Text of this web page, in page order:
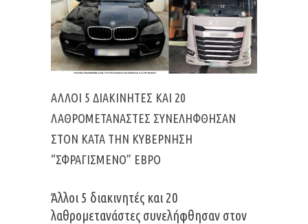
ΆΛΛΟΙ 5 ΔΙΑΚΙΝΗΤΈΣ ΚΑΙ 20
ΛΑΘΡΟΜΕΤΑΝΆΣΤΕΣ ΣΥΝΕΛΉΦΘΗΣΑΝ
ΣΤΟΝ ΚΑΤΆ ΤΗΝ ΚΥΒΈΡΝΗΣΗ
“ΣΦΡΑΓΙΣΜΈΝΟ” ΈΒΡΟ
Άλλοι 5 διακινητές και 20
λαθρομετανάστες συνελήφθησαν στον